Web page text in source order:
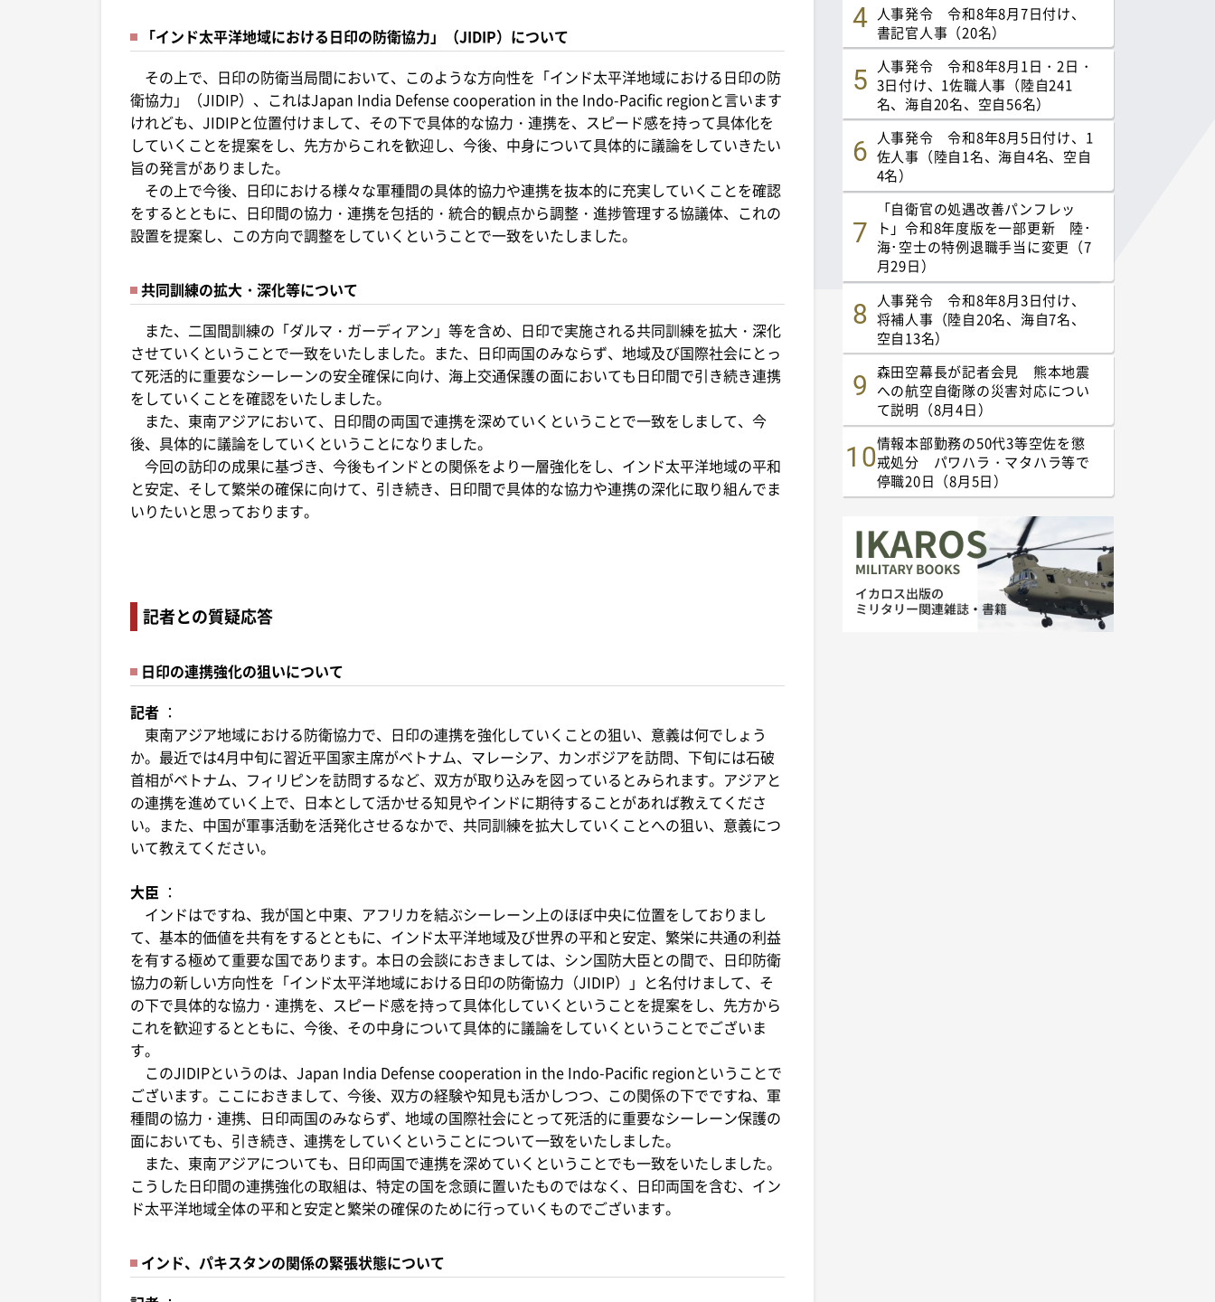
「インド太平洋地域における日印の防衛協力」（JIDIP）について
その上で、日印の防衛当局間において、このような方向性を「インド太平洋地域における日印の防
衛協力」（JIDIP）、これはJapan India Defense cooperation in the Indo-Pacific regionと言います
けれども、JIDIPと位置付けまして、その下で具体的な協力・連携を、スピード感を持って具体化を
していくことを提案をし、先方からこれを歓迎し、今後、中身について具体的に議論をしていきたい
旨の発言がありました。
その上で今後、日印における様々な軍種間の具体的協力や連携を抜本的に充実していくことを確認
をするとともに、日印間の協力・連携を包括的・統合的観点から調整・進捗管理する協議体、これの
設置を提案し、この方向で調整をしていくということで一致をいたしました。
共同訓練の拡大・深化等について
また、二国間訓練の「ダルマ・ガーディアン」等を含め、日印で実施される共同訓練を拡大・深化
させていくということで一致をいたしました。また、日印両国のみならず、地域及び国際社会にとっ
て死活的に重要なシーレーンの安全確保に向け、海上交通保護の面においても日印間で引き続き連携
をしていくことを確認をいたしました。
また、東南アジアにおいて、日印間の両国で連携を深めていくということで一致をしまして、今
後、具体的に議論をしていくということになりました。
今回の訪印の成果に基づき、今後もインドとの関係をより一層強化をし、インド太平洋地域の平和
と安定、そして繁栄の確保に向けて、引き続き、日印間で具体的な協力や連携の深化に取り組んでま
いりたいと思っております。
記者との質疑応答
日印の連携強化の狙いについて
記者 ：
東南アジア地域における防衛協力で、日印の連携を強化していくことの狙い、意義は何でしょう
か。最近では4月中旬に習近平国家主席がベトナム、マレーシア、カンボジアを訪問、下旬には石破
首相がベトナム、フィリピンを訪問するなど、双方が取り込みを図っているとみられます。アジアと
の連携を進めていく上で、日本として活かせる知見やインドに期待することがあれば教えてくださ
い。また、中国が軍事活動を活発化させるなかで、共同訓練を拡大していくことへの狙い、意義につ
いて教えてください。
大臣 ：
インドはですね、我が国と中東、アフリカを結ぶシーレーン上のほぼ中央に位置をしておりまし
て、基本的価値を共有をするとともに、インド太平洋地域及び世界の平和と安定、繁栄に共通の利益
を有する極めて重要な国であります。本日の会談におきましては、シン国防大臣との間で、日印防衛
協力の新しい方向性を「インド太平洋地域における日印の防衛協力（JIDIP）」と名付けまして、そ
の下で具体的な協力・連携を、スピード感を持って具体化していくということを提案をし、先方から
これを歓迎するとともに、今後、その中身について具体的に議論をしていくということでございま
す。
このJIDIPというのは、Japan India Defense cooperation in the Indo-Pacific regionということで
ございます。ここにおきまして、今後、双方の経験や知見も活かしつつ、この関係の下でですね、軍
種間の協力・連携、日印両国のみならず、地域の国際社会にとって死活的に重要なシーレーン保護の
面においても、引き続き、連携をしていくということについて一致をいたしました。
また、東南アジアについても、日印両国で連携を深めていくということでも一致をいたしました。
こうした日印間の連携強化の取組は、特定の国を念頭に置いたものではなく、日印両国を含む、イン
ド太平洋地域全体の平和と安定と繁栄の確保のために行っていくものでございます。
インド、パキスタンの関係の緊張状態について
人事発令 令和8年8月7日付け、
書記官人事（20名）
人事発令 令和8年8月1日・2日・
3日付け、1佐職人事（陸自241
名、海自20名、空自56名）
人事発令 令和8年8月5日付け、1
佐人事（陸自1名、海自4名、空自
4名）
「自衛官の処遇改善パンフレッ
ト」令和8年度版を一部更新 陸･
海･空士の特例退職手当に変更（7
月29日）
人事発令 令和8年8月3日付け、
将補人事（陸自20名、海自7名、
空自13名）
森田空幕長が記者会見 熊本地震
への航空自衛隊の災害対応につい
て説明（8月4日）
情報本部勤務の50代3等空佐を懲
戒処分 パワハラ・マタハラ等で
停職20日（8月5日）